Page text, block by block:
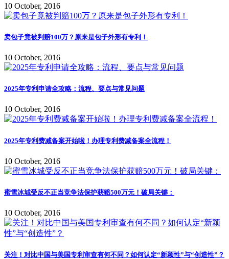
10 October, 2016
卖包子竟被判赔100万？原来是包子外形有专利！
10 October, 2016
2025年专利申请全攻略：流程、要点与常见问题
10 October, 2016
2025年专利费减备案开始啦！办理专利费减备案全流程！
10 October, 2016
蜜雪冰城受反不正当竞争法保护获赔500万元！破局关键：
10 October, 2016
关注！对比中国与美国专利审查有何不同？如何认定“新颖性”与“创造性”？